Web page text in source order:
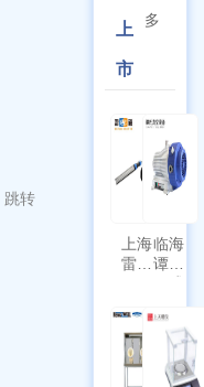
跳转
上
市
多
上海
雷磁
符合
新国
标带
临海
谭氏
干式
泵
SPL-
10